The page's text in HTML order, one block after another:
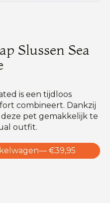
Slussen Sea
is een tijdloos
combineert. Dankzij
pet gemakkelijk te
outfit.
— €39,95